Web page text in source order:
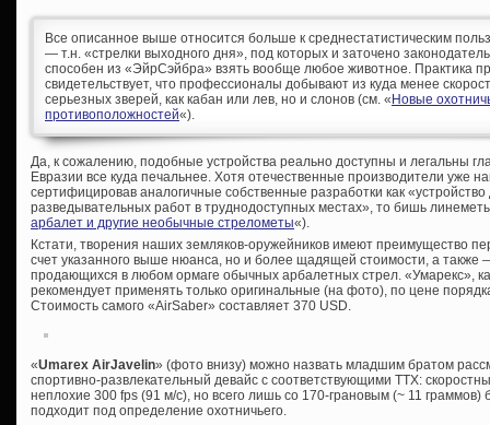
Все описанное выше относится больше к среднестатистическим
— т.н. «стрелки выходного дня», под которых и заточено
способен из «ЭйрСэйбра» взять вообще любое животное. Практика
свидетельствует, что профессионалы добывают из куда менее
серьезных зверей, как кабан или лев, но и слонов (см. «Новые
противоположностей«).
Да, к сожалению, подобные устройства реально доступны и легальны
Евразии все куда печальнее. Хотя отечественные производители уже
сертифицировав аналогичные собственные разработки как
разведывательных работ в труднодоступных местах», то бишь
арбалет и другие необычные стрелометы«).
Кстати, творения наших земляков-оружейников имеют преимущество
счет указанного выше нюанса, но и более щадящей стоимости, а также
продающихся в любом ормаге обычных арбалетных стрел. «Умарекс»,
рекомендует применять только оригинальные (на фото), по цене
Стоимость самого «AirSaber» составляет 370 USD.
«Umarex AirJavelin» (фото внизу) можно назвать младшим братом
спортивно-развлекательный девайс с соответствующими ТТХ:
неплохие 300 fps (91 м/с), но всего лишь со 170-грановым (~ 11 граммов)
подходит под определение охотничьего.